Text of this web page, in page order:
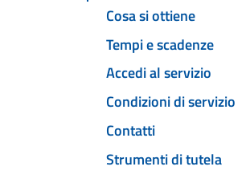
Cosa si ottiene
Tempi e scadenze
Accedi al servizio
Condizioni di servizio
Contatti
Strumenti di tutela